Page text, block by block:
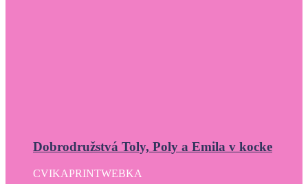
Dobrodružstvá Toly, Poly a Emila v kocke
CVIKAPRINTWEBKA